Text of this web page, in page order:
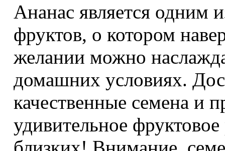
Ананас является одним
фруктов, о котором
желании можно
домашних условиях.
качественные семена и
удивительное